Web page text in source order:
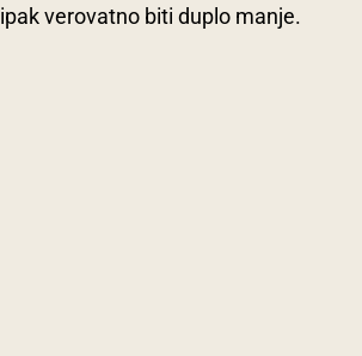
ipak verovatno biti duplo manje.